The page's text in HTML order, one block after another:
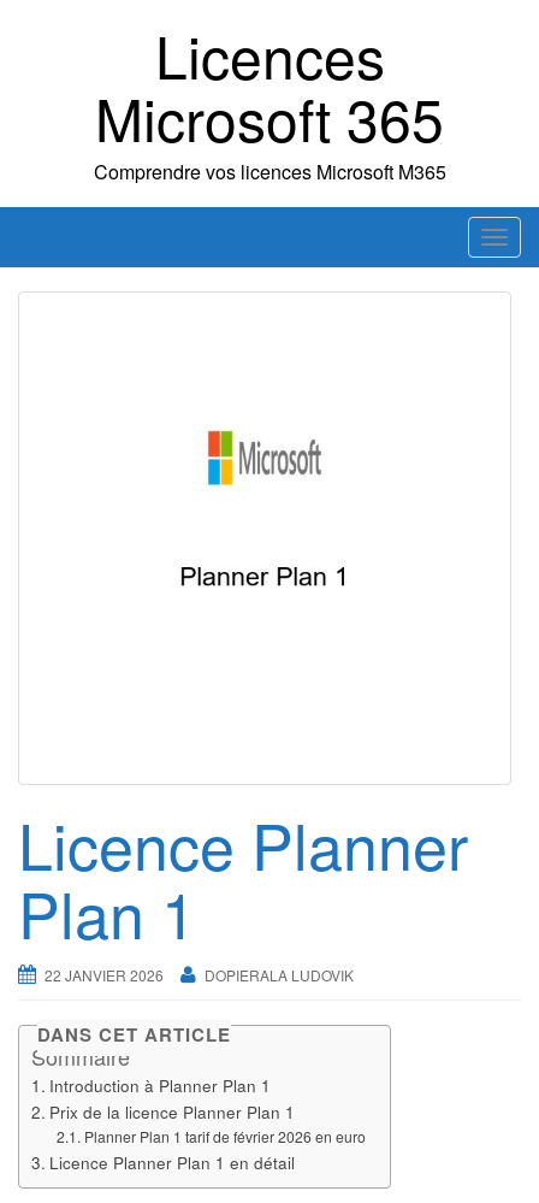
Licences
Microsoft 365
Comprendre vos licences Microsoft M365
T
o
Licence Planner
Plan 1
22 JANVIER 2026 DOPIERALA LUDOVIK
DANS CET ARTICLE
Sommaire
Introduction à Planner Plan 1
Prix de la licence Planner Plan 1
Planner Plan 1 tarif de février 2026 en euro
Licence Planner Plan 1 en détail